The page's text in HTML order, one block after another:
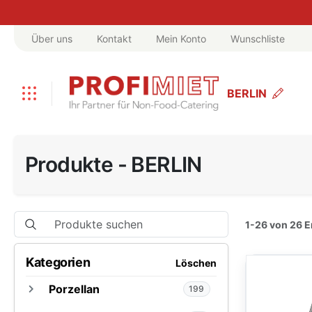
Über uns Kontakt Mein Konto Wunschliste
BERLIN
Produkte - BERLIN
Kategorien Löschen
Porzellan 199
1-26 von 26